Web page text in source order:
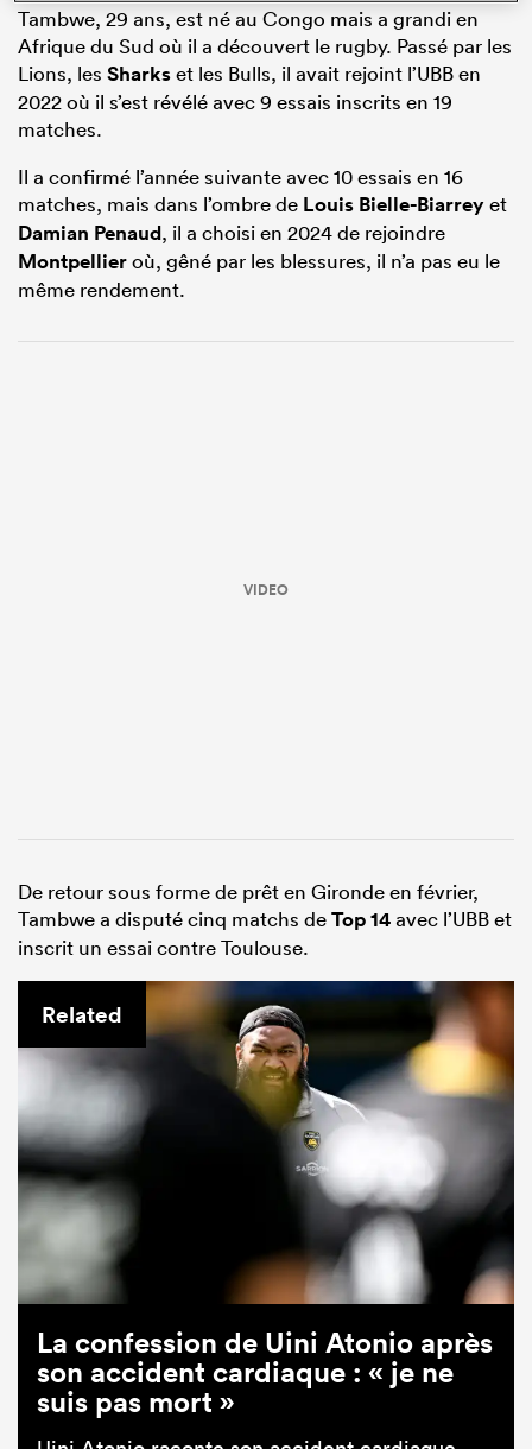
Tambwe, 29 ans, est né au Congo mais a grandi en
Afrique du Sud où il a découvert le rugby. Passé par les
Lions, les Sharkset les Bulls, il avait rejoint l’UBB en
2022 où il s’est révélé avec 9 essais inscrits en 19
matches.
Il a confirmé l’année suivante avec 10 essais en 16
matches, mais dans l’ombre de Louis Bielle-Biarreyet
Damian Penaud, il a choisi en 2024 de rejoindre
Montpellieroù, gêné par les blessures, il n’a pas eu le
même rendement.
VIDEO
De retour sous forme de prêt en Gironde en février,
Tambwe a disputé cinq matchs deTop 14avec l’UBB et
inscrit un essai contre Toulouse.
Related
La confession de Uini Atonio après
son accident cardiaque : « je ne
suis pas mort »